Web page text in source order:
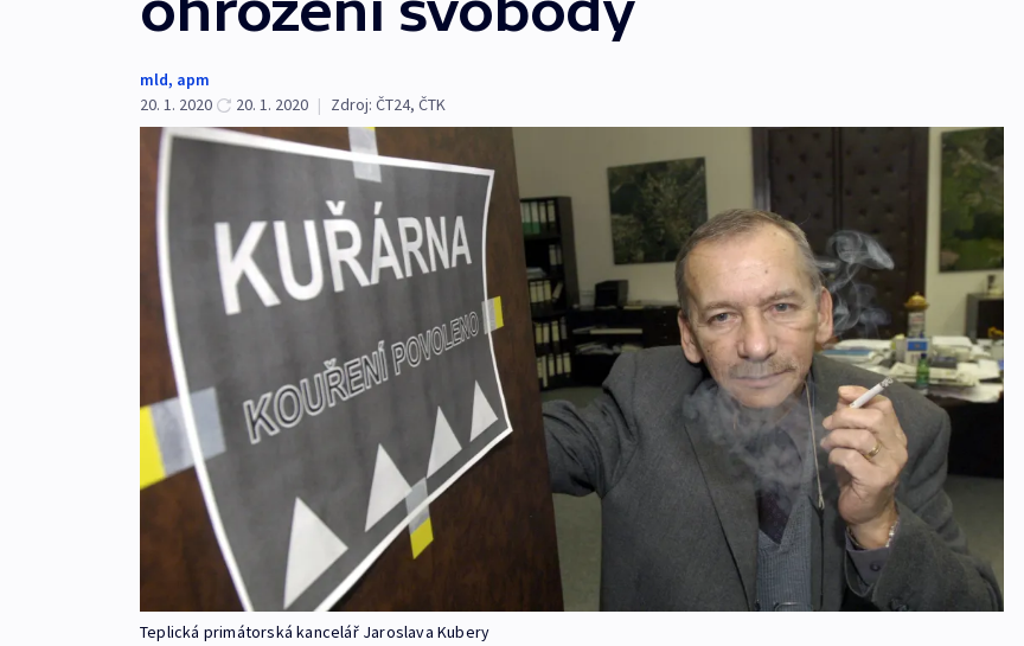
mld, apm
20. 1. 2020
20. 1. 2020 | Zdroj: ČT24, ČTK
Teplická primátorská kancelář Jaroslava Kubery